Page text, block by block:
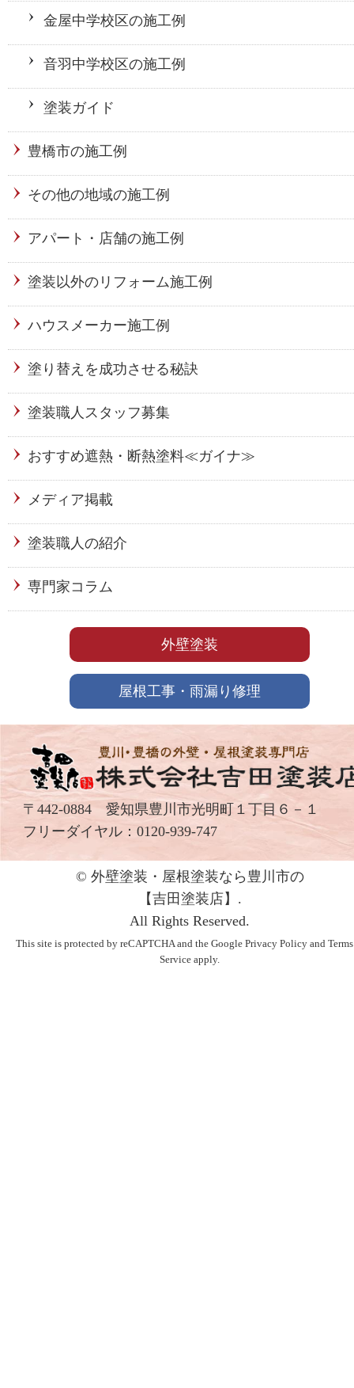
金屋中学校区の施工例
音羽中学校区の施工例
塗装ガイド
豊橋市の施工例
その他の地域の施工例
アパート・店舗の施工例
塗装以外のリフォーム施工例
ハウスメーカー施工例
塗り替えを成功させる秘訣
塗装職人スタッフ募集
おすすめ遮熱・断熱塗料≪ガイナ≫
メディア掲載
塗装職人の紹介
専門家コラム
外壁塗装
屋根工事・雨漏り修理
〒442-0884 愛知県豊川市光明町１丁目６－１
フリーダイヤル： 0120-939-747
© 外壁塗装・屋根塗装なら豊川市の
【吉⽥塗装店】.
All Rights Reserved.
This site is protected by reCAPTCHA and the Google Privacy Policyand
Service apply.